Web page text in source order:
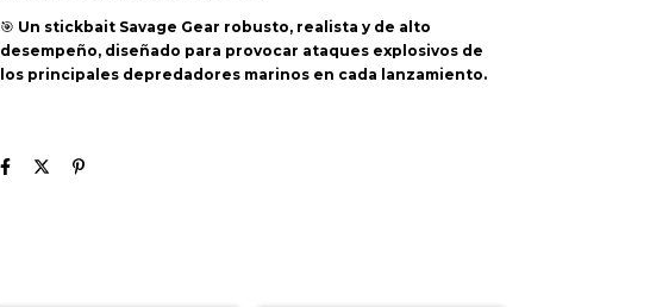
🎯 Un stickbait Savage Gear robusto, realista y de alto
desempeño, diseñado para provocar ataques explosivos de
los principales depredadores marinos en cada lanzamiento.